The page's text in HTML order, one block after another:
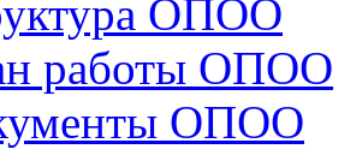
ОПОО
работы ОПОО
ОПОО